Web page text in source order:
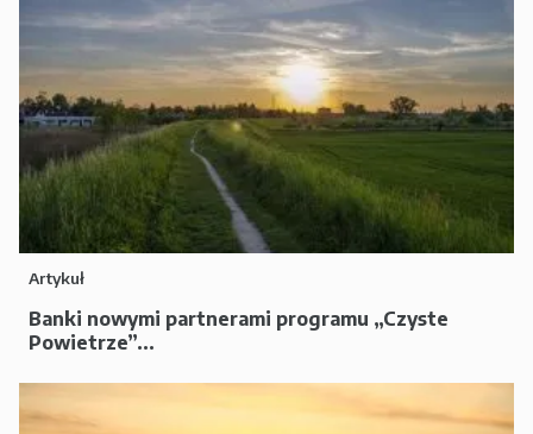
Artykuł
Banki nowymi partnerami programu „Czyste
Powietrze”...